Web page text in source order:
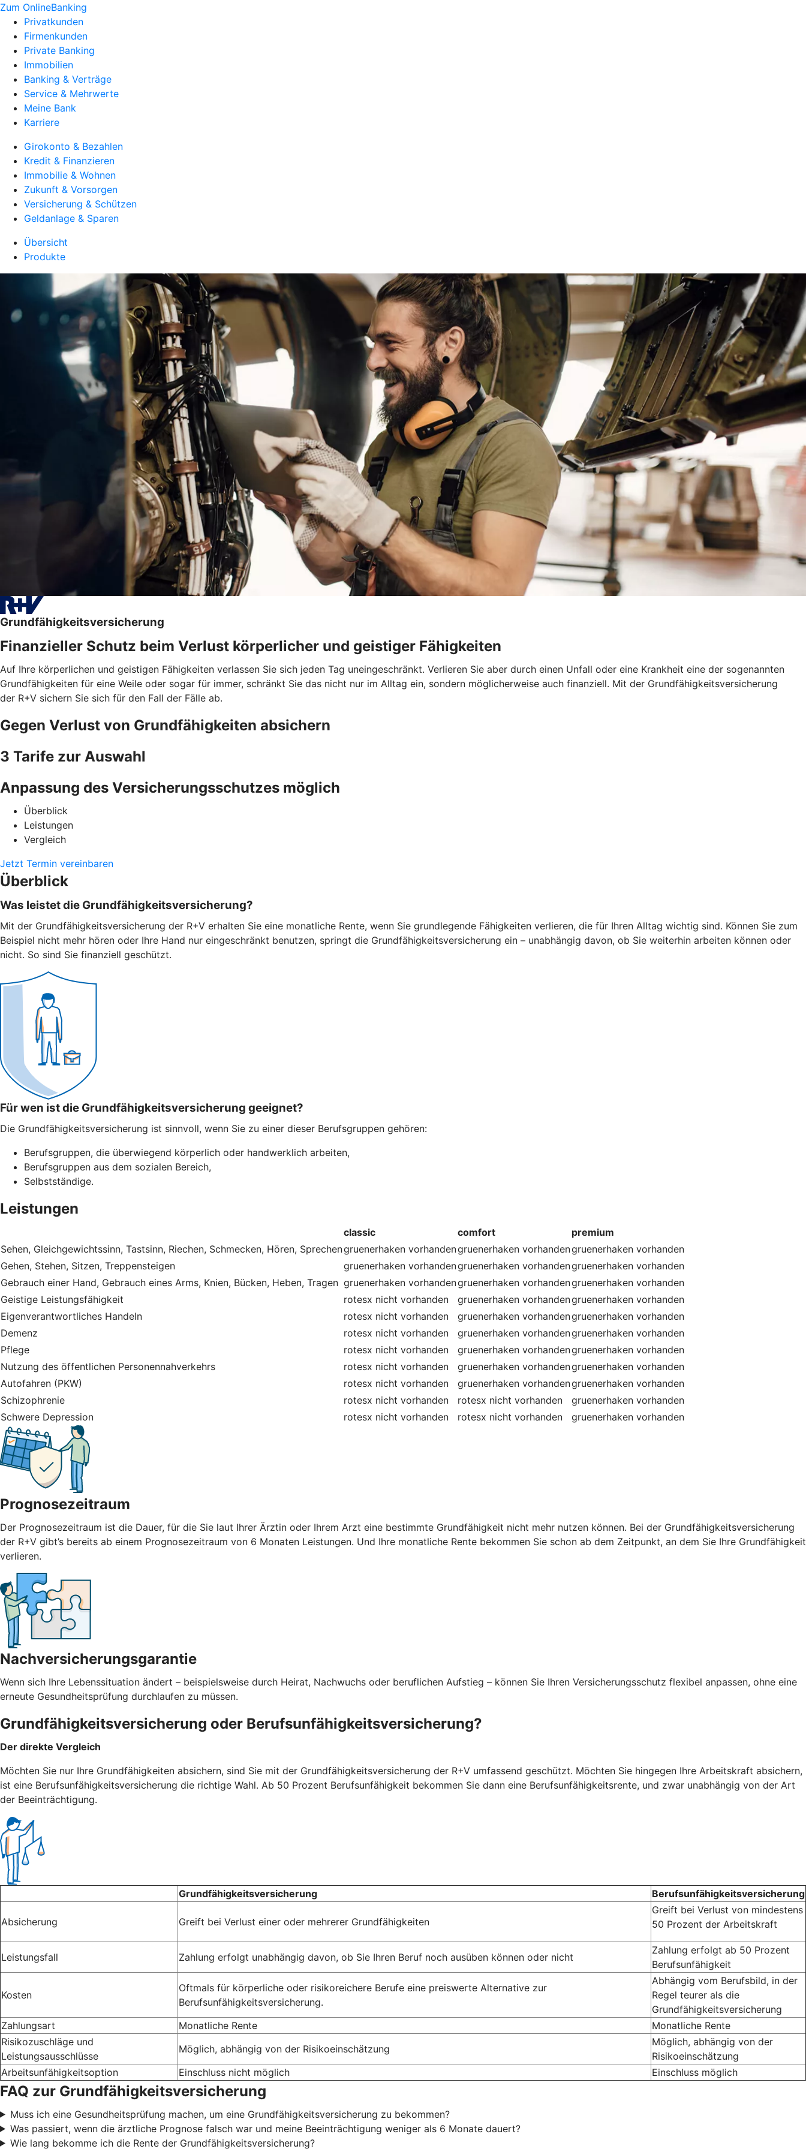
Zum OnlineBanking
Privatkunden
Firmenkunden
Private Banking
Immobilien
Banking & Verträge
Service & Mehrwerte
Meine Bank
Karriere
Girokonto & Bezahlen
Kredit & Finanzieren
Immobilie & Wohnen
Zukunft & Vorsorgen
Versicherung & Schützen
Geldanlage & Sparen
Übersicht
Produkte
Grundfähigkeitsversicherung
Finanzieller Schutz beim Verlust körperlicher und geistiger Fähigkeiten
Auf Ihre körperlichen und geistigen Fähigkeiten verlassen Sie sich jeden Tag uneingeschränkt. Verlieren Sie aber durch einen Unfall oder eine Krankheit eine der sogenannten
Grundfähigkeiten für eine Weile oder sogar für immer, schränkt Sie das nicht nur im Alltag ein, sondern möglicherweise auch finanziell. Mit der Grundfähigkeitsversicherung
der R+V sichern Sie sich für den Fall der Fälle ab.
Gegen Verlust von Grundfähigkeiten absichern
3 Tarife zur Auswahl
Anpassung des Versicherungsschutzes möglich
Überblick
Leistungen
Vergleich
Jetzt Termin vereinbaren
Überblick
Was leistet die Grundfähigkeitsversicherung?
Mit der Grundfähigkeitsversicherung der R+V erhalten Sie eine monatliche Rente, wenn Sie grundlegende Fähigkeiten verlieren, die für Ihren Alltag wichtig sind. Können Sie zum
Beispiel nicht mehr hören oder Ihre Hand nur eingeschränkt benutzen, springt die Grundfähigkeitsversicherung ein – unabhängig davon, ob Sie weiterhin arbeiten können oder
nicht. So sind Sie finanziell geschützt.
Für wen ist die Grundfähigkeitsversicherung geeignet?
Die Grundfähigkeitsversicherung ist sinnvoll, wenn Sie zu einer dieser Berufsgruppen gehören:
Berufsgruppen, die überwiegend körperlich oder handwerklich arbeiten,
Berufsgruppen aus dem sozialen Bereich,
Selbstständige.
Leistungen
classic comfort
premium
Sehen, Gleichgewichtssinn, Tastsinn, Riechen, Schmecken, Hören, Sprechengruenerhaken vorhandengruenerhaken vorhandengruenerhaken vorhanden
Gehen, Stehen, Sitzen, Treppensteigen
gruenerhaken vorhandengruenerhaken vorhandengruenerhaken vorhanden
Gebrauch einer Hand, Gebrauch eines Arms, Knien, Bücken, Heben, Tragen gruenerhaken vorhandengruenerhaken vorhandengruenerhaken vorhanden
Geistige Leistungsfähigkeit
rotesx nicht vorhanden gruenerhaken vorhandengruenerhaken vorhanden
Eigenverantwortliches Handeln
rotesx nicht vorhanden gruenerhaken vorhandengruenerhaken vorhanden
Demenz
rotesx nicht vorhanden gruenerhaken vorhandengruenerhaken vorhanden
Pflege
rotesx nicht vorhanden gruenerhaken vorhandengruenerhaken vorhanden
Nutzung des öffentlichen Personennahverkehrs
rotesx nicht vorhanden gruenerhaken vorhandengruenerhaken vorhanden
Autofahren (PKW)
rotesx nicht vorhanden gruenerhaken vorhandengruenerhaken vorhanden
Schizophrenie
rotesx nicht vorhanden rotesx nicht vorhanden gruenerhaken vorhanden
Schwere Depression
rotesx nicht vorhanden rotesx nicht vorhanden gruenerhaken vorhanden
Prognosezeitraum
Der Prognosezeitraum ist die Dauer, für die Sie laut Ihrer Ärztin oder Ihrem Arzt eine bestimmte Grundfähigkeit nicht mehr nutzen können. Bei der Grundfähigkeitsversicherung
der R+V gibt’s bereits ab einem Prognosezeitraum von 6 Monaten Leistungen. Und Ihre monatliche Rente bekommen Sie schon ab dem Zeitpunkt, an dem Sie Ihre Grundfähigkeit
verlieren.
Nachversicherungsgarantie
Wenn sich Ihre Lebenssituation ändert – beispielsweise durch Heirat, Nachwuchs oder beruflichen Aufstieg – können Sie Ihren Versicherungsschutz flexibel anpassen, ohne eine
erneute Gesundheitsprüfung durchlaufen zu müssen.
Grundfähigkeitsversicherung oder Berufsunfähigkeitsversicherung?
Der direkte Vergleich
Möchten Sie nur Ihre Grundfähigkeiten absichern, sind Sie mit der Grundfähigkeitsversicherung der R+V umfassend geschützt. Möchten Sie hingegen Ihre Arbeitskraft absichern,
ist eine Berufsunfähigkeitsversicherung die richtige Wahl. Ab 50 Prozent Berufsunfähigkeit bekommen Sie dann eine Berufsunfähigkeitsrente, und zwar unabhängig von der Art
der Beeinträchtigung.
Grundfähigkeitsversicherung Berufsunfähigkeitsversicherung
Absicherung Greift bei Verlust einer oder mehrerer Grundfähigkeiten
Greift bei Verlust von mindestens
50 Prozent der Arbeitskraft
Leistungsfall Zahlung erfolgt unabhängig davon, ob Sie Ihren Beruf noch ausüben können oder nicht
Zahlung erfolgt ab 50 Prozent
Berufsunfähigkeit
Kosten
Oftmals für körperliche oder risikoreichere Berufe eine preiswerte Alternative zur
Berufsunfähigkeitsversicherung.
Abhängig vom Berufsbild, in der
Regel teurer als die
Grundfähigkeitsversicherung
Zahlungsart
Monatliche Rente
Monatliche Rente
Risikozuschläge und
Leistungsausschlüsse
Möglich, abhängig von der Risikoeinschätzung
Möglich, abhängig von der
Risikoeinschätzung
Arbeitsunfähigkeitsoption
Einschluss nicht möglich Einschluss möglich
FAQ zur Grundfähigkeitsversicherung
Muss ich eine Gesundheitsprüfung machen, um eine Grundfähigkeitsversicherung zu bekommen?
Was passiert, wenn die ärztliche Prognose falsch war und meine Beeinträchtigung weniger als 6 Monate dauert?
Wie lang bekomme ich die Rente der Grundfähigkeitsversicherung?